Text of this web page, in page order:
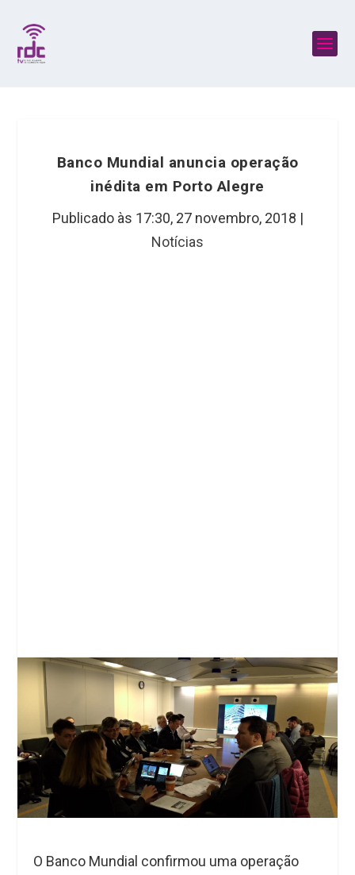
Banco Mundial anuncia operação
inédita em Porto Alegre
Publicado às 17:30, 27 novembro, 2018 |
Notícias
O Banco Mundial confirmou uma operação